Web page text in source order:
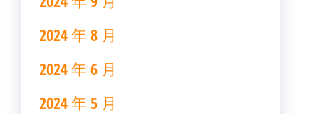
2024 年 8 月
2024 年 6 月
2024 年 5 月